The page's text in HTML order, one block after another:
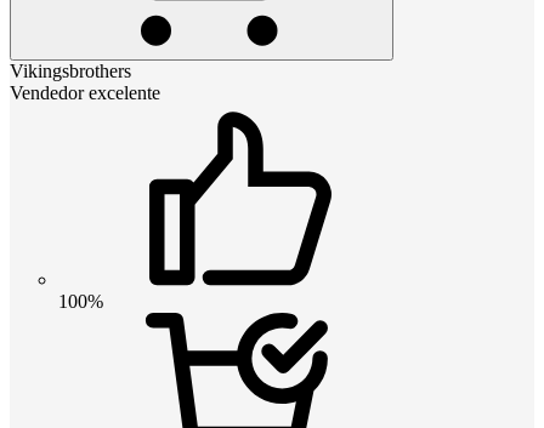
Vikingsbrothers
Vendedor excelente
100%